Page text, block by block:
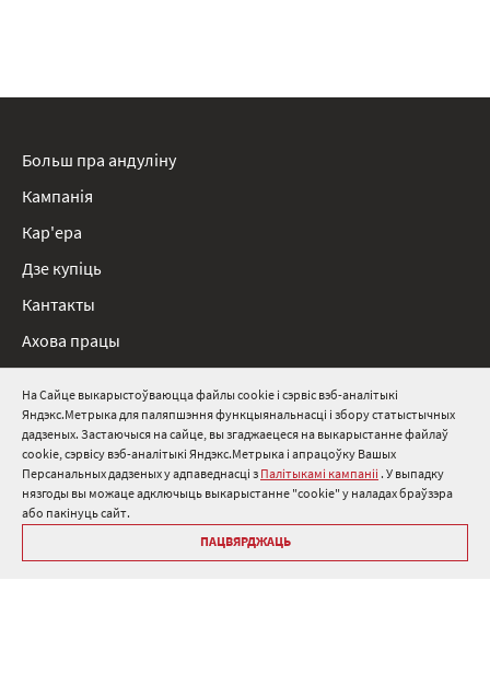
На Сайце выкарыстоўваюцца файлы cookie і сэрвіс вэб-аналітыкі
Яндэкс.Метрыка для паляпшэння функцыянальнасці і збору статыстычных
дадзеных. Застаючыся на сайце, вы згаджаецеся на выкарыстанне файлаў
cookie, сэрвісу вэб-аналітыкі Яндэкс.Метрыка і апрацоўку Вашых
Персанальных дадзеных у адпаведнасці з Палітыкамі кампаніі . У выпадку
нязгоды вы можаце адключыць выкарыстанне "cookie" у наладах браўзэра
або пакінуць сайт.
ПАЦВЯРДЖАЦЬ
8 800 511 91 82
info@onduline.ru
Росія Беларусь Казахстан
Больш пра андуліну
Кампанія
Кар'ера
Дзе купіць
Кантакты
Ахова працы